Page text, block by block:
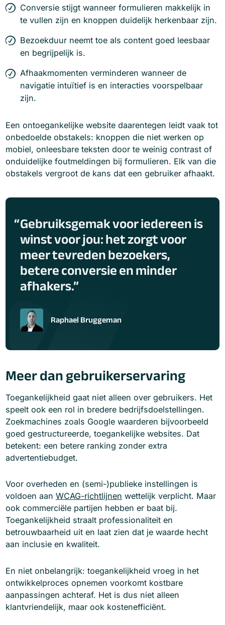
Conversie stijgt wanneer formulieren makkelijk in
te vullen zijn en knoppen duidelijk herkenbaar zijn.
Bezoekduur neemt toe als content goed leesbaar
en begrijpelijk is.
Afhaakmomenten verminderen wanneer de
navigatie intuïtief is en interacties voorspelbaar
zijn.
Een ontoegankelijke website daarentegen leidt vaak tot
onbedoelde obstakels: knoppen die niet werken op
mobiel, onleesbare teksten door te weinig contrast of
onduidelijke foutmeldingen bij formulieren. Elk van die
obstakels vergroot de kans dat een gebruiker afhaakt.
Gebruiksgemak voor iedereen is
winst voor jou: het zorgt voor
meer tevreden bezoekers,
betere conversie en minder
afhakers.
Raphael Bruggeman
Meer dan gebruikerservaring
Toegankelijkheid gaat niet alleen over gebruikers. Het
speelt ook een rol in bredere bedrijfsdoelstellingen.
Zoekmachines zoals Google waarderen bijvoorbeeld
goed gestructureerde, toegankelijke websites. Dat
betekent: een betere ranking zonder extra
advertentiebudget.
Voor overheden en (semi-)publieke instellingen is
voldoen aan WCAG-richtlijnen wettelijk verplicht. Maar
ook commerciële partijen hebben er baat bij.
Toegankelijkheid straalt professionaliteit en
betrouwbaarheid uit en laat zien dat je waarde hecht
aan inclusie en kwaliteit.
En niet onbelangrijk: toegankelijkheid vroeg in het
ontwikkelproces opnemen voorkomt kostbare
aanpassingen achteraf. Het is dus niet alleen
klantvriendelijk, maar ook kostenefficiënt.